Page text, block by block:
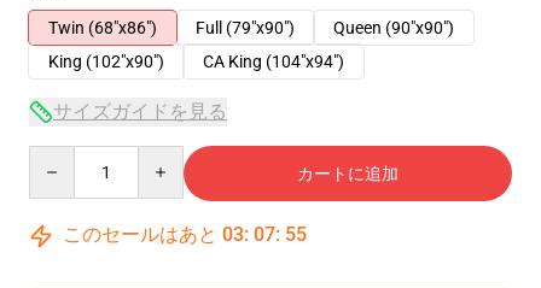
Twin (68"x86")
Full (79"x90")
Queen (90"x90")
King (102"x90")
CA King (104"x94")
サイズガイドを見る
カートに追加
このセールはあと 03: 07: 54